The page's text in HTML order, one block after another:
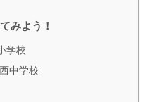
みよう！
学校
中学校